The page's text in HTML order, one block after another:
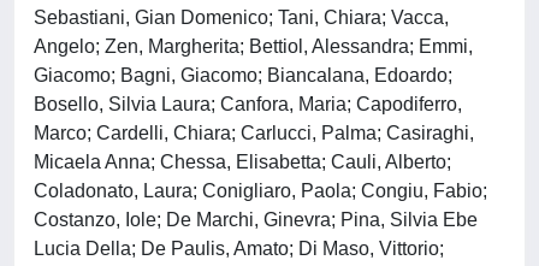
Sebastiani, Gian Domenico; Tani, Chiara; Vacca,
Angelo; Zen, Margherita; Bettiol, Alessandra; Emmi,
Giacomo; Bagni, Giacomo; Biancalana, Edoardo;
Bosello, Silvia Laura; Canfora, Maria; Capodiferro,
Marco; Cardelli, Chiara; Carlucci, Palma; Casiraghi,
Micaela Anna; Chessa, Elisabetta; Cauli, Alberto;
Coladonato, Laura; Conigliaro, Paola; Congiu, Fabio;
Costanzo, Iole; De Marchi, Ginevra; Pina, Silvia Ebe
Lucia Della; De Paulis, Amato; Di Maso, Vittorio;